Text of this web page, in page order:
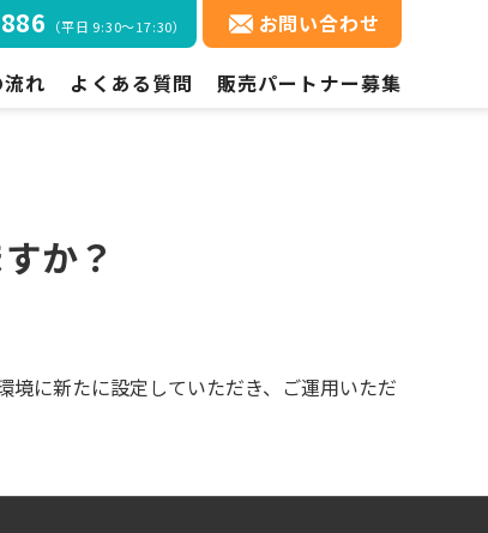
（平日 9:30～17:30）
お問い合わせ
れ よくある質問
ご利用開始までの流れについて
販売パートナー募集
か？
に新たに設定していただき、ご運用いただ